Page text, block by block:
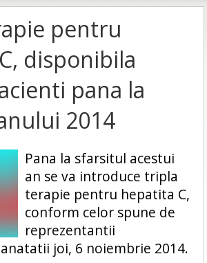
pentru
disponibila
pana la
2014
Pana la sfarsitul acestui
an se va introduce tripla
terapie pentru hepatita C,
conform celor spune de
reprezentantii
joi, 6 noiembrie 2014.